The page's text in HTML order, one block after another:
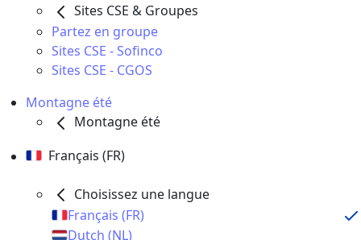
Sites CSE & Groupes
Partez en groupe
Sites CSE - Sofinco
Sites CSE - CGOS
Montagne été
Montagne été
Français (FR)
Choisissez une langue
Français (FR)
Dutch (NL)